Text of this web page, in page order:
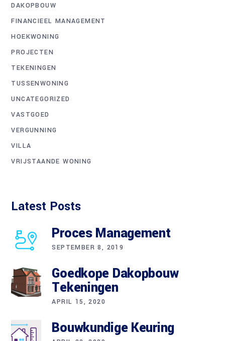
DAKOPBOUW
FINANCIEEL MANAGEMENT
HOEKWONING
PROJECTEN
TEKENINGEN
TUSSENWONING
UNCATEGORIZED
VASTGOED
VERGUNNING
VILLA
VRIJSTAANDE WONING
Latest Posts
Proces Management
SEPTEMBER 8, 2019
Goedkope Dakopbouw
Tekeningen
APRIL 15, 2020
Bouwkundige Keuring